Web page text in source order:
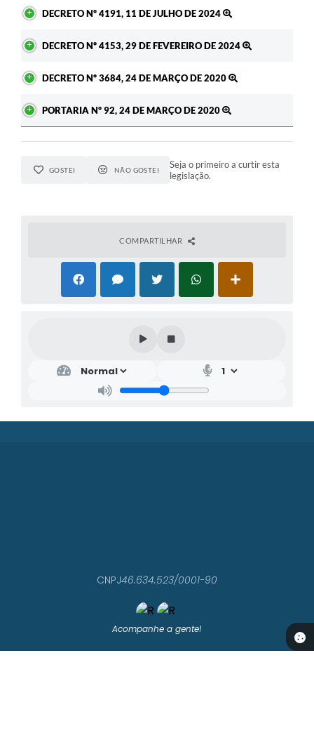
DECRETO Nº 4191, 11 DE JULHO DE 2024
DECRETO Nº 4153, 29 DE FEVEREIRO DE 2024
DECRETO Nº 3684, 24 DE MARÇO DE 2020
PORTARIA Nº 92, 24 DE MARÇO DE 2020
GOSTEI NÃO GOSTEI
Seja o primeiro a curtir esta
legislação.
COMPARTILHAR
Acompanhe a gente!
CNPJ46.634.523/0001-90